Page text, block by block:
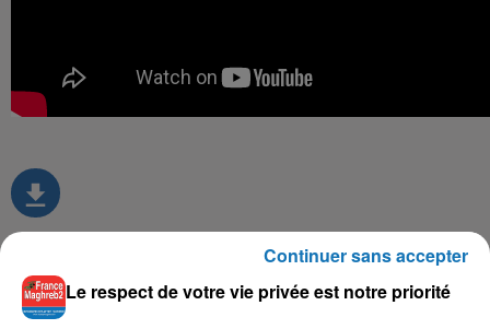
TITRES DIFFUSÉS
Le respect de votre vie privée est notre priorité
Continuer sans accepter